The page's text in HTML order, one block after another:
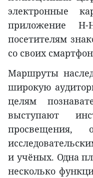
электронные
приложение H-
посетителям
со своих
Маршруты
широкую
целям
выступают
просвещения,
и учёных. Одна
несколько